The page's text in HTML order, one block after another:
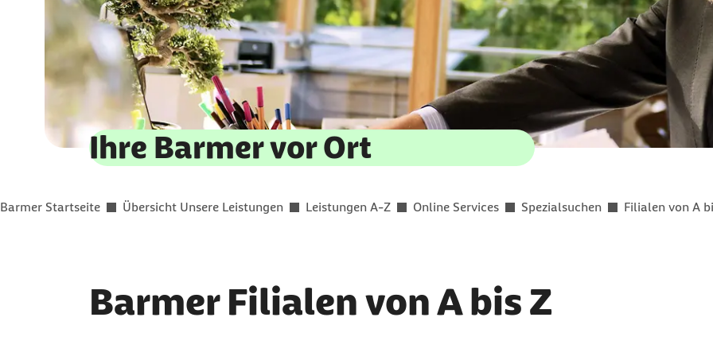
Ihre Barmer vor Ort
Sie befinden sich hier:
Barmer Startseite Übersicht Unsere Leistungen Leistungen A-Z Online Services Spezialsuchen Filialen von A
Barmer Filialen von A bis Z